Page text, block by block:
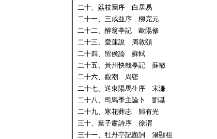
二十、荔枝圖序 白居易
二十一、三戒並序 柳完元
二十二、醉翁亭記 歐陽修
二十三、愛蓮說 周敦頤
二十四、留侯論 蘇軾
二十五、黃州快哉亭記 蘇轍
二十六、觀潮 周密
二十七、送東陽馬生序 宋濂
二十八、司馬季主論卜 劉基
二十九、寒花葬志 歸有光
三十、葉子肅詩序 徐渭
三十一、牡丹亭記題詞 湯顯祖